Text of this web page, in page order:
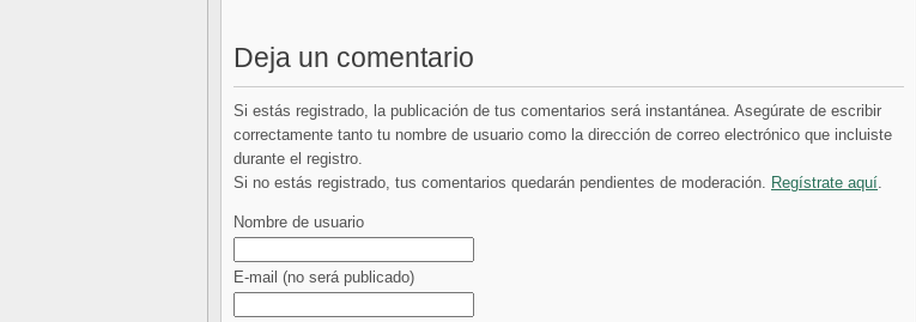
Deja un comentario
Si estás registrado, la publicación de tus comentarios será instantánea. Asegúrate de escribir
correctamente tanto tu nombre de usuario como la dirección de correo electrónico que incluiste
durante el registro.
Si no estás registrado, tus comentarios quedarán pendientes de moderación. Regístrate aquí.
Nombre de usuario
E-mail (no será publicado)